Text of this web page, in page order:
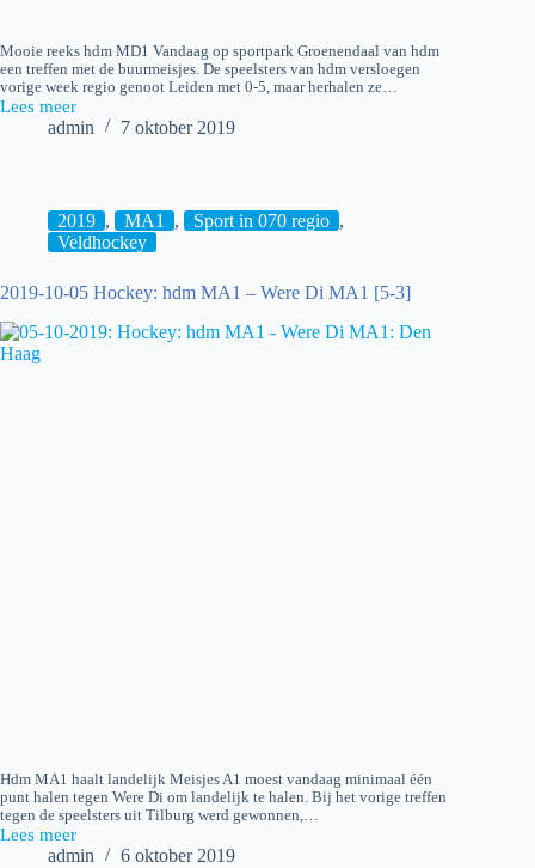
Mooie reeks hdm MD1 Vandaag op sportpark Groenendaal van hdm
een treffen met de buurmeisjes. De speelsters van hdm versloegen
vorige week regio genoot Leiden met 0-5, maar herhalen ze…
Lees meer
2019-
1]
admin 7 oktober 2019
2019 , MA1 , Sport in 070 regio ,
Veldhockey
2019-10-05 Hockey: hdm MA1 – Were Di MA1 [5-3]
Hdm MA1 haalt landelijk Meisjes A1 moest vandaag minimaal één
punt halen tegen Were Di om landelijk te halen. Bij het vorige treffen
tegen de speelsters uit Tilburg werd gewonnen,…
Lees meer
2019-
admin 6 oktober 2019